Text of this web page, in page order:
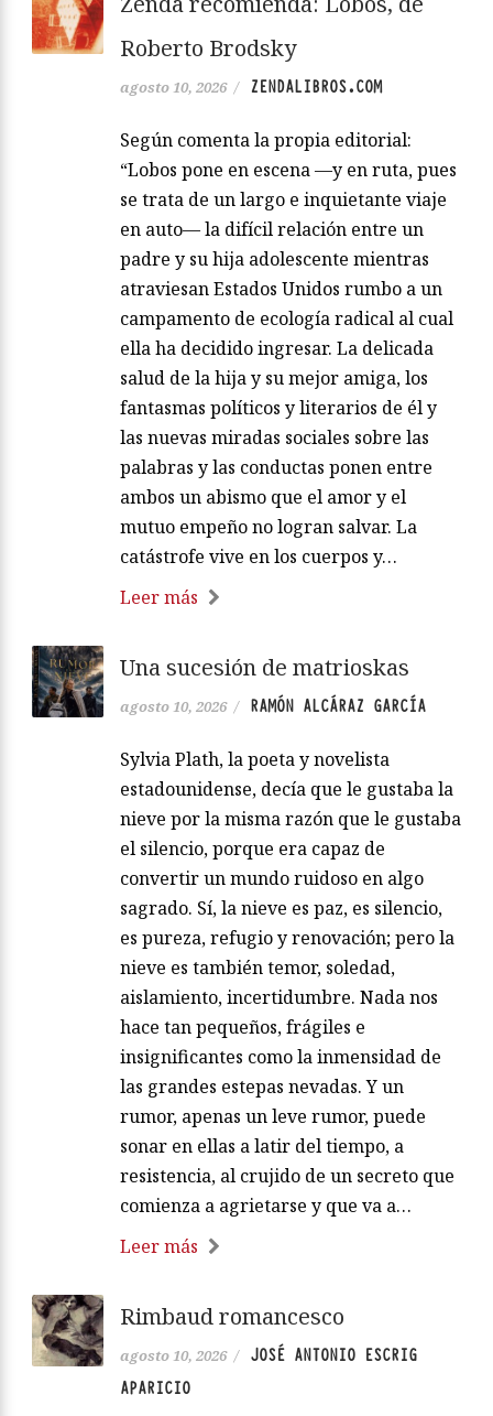
Roberto Brodsky
agosto 10, 2026 / ZENDALIBROS.COM
Según comenta la propia editorial:
“Lobos pone en escena —y en ruta, pues
se trata de un largo e inquietante viaje
en auto— la difícil relación entre un
padre y su hija adolescente mientras
atraviesan Estados Unidos rumbo a un
campamento de ecología radical al cual
ella ha decidido ingresar. La delicada
salud de la hija y su mejor amiga, los
fantasmas políticos y literarios de él y
las nuevas miradas sociales sobre las
palabras y las conductas ponen entre
ambos un abismo que el amor y el
mutuo empeño no logran salvar. La
catástrofe vive en los cuerpos y…
Leer más
Una sucesión de matrioskas
agosto 10, 2026 / RAMÓN ALCÁRAZ GARCÍA
Sylvia Plath, la poeta y novelista
estadounidense, decía que le gustaba la
nieve por la misma razón que le gustaba
el silencio, porque era capaz de
convertir un mundo ruidoso en algo
sagrado. Sí, la nieve es paz, es silencio,
es pureza, refugio y renovación; pero la
nieve es también temor, soledad,
aislamiento, incertidumbre. Nada nos
hace tan pequeños, frágiles e
insignificantes como la inmensidad de
las grandes estepas nevadas. Y un
rumor, apenas un leve rumor, puede
sonar en ellas a latir del tiempo, a
resistencia, al crujido de un secreto que
comienza a agrietarse y que va a…
Leer más
Rimbaud romancesco
agosto 10, 2026 /
JOSÉ ANTONIO ESCRIG
APARICIO